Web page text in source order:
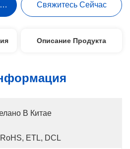
ЦенуСвяжитесь Сейчас
Описание Продукта
В Китае
ETL, DCL